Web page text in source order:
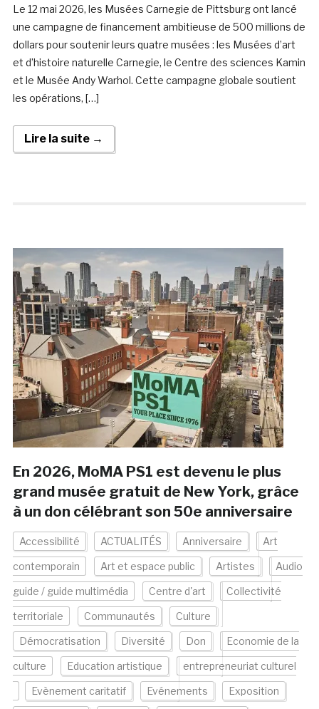
Le 12 mai 2026, les Musées Carnegie de Pittsburg ont lancé
une campagne de financement ambitieuse de 500 millions de
dollars pour soutenir leurs quatre musées : les Musées d’art
et d’histoire naturelle Carnegie, le Centre des sciences Kamin
et le Musée Andy Warhol. Cette campagne globale soutient
les opérations, […]
Lire la suite →
En 2026, MoMA PS1 est devenu le plus
grand musée gratuit de New York, grâce
à un don célébrant son 50e anniversaire
Accessibilité ACTUALITÉS Anniversaire Art
contemporain Art et espace public Artistes Audio
guide / guide multimédia Centre d'art Collectivité
territoriale Communautés Culture
Démocratisation Diversité Don Economie de la
culture Education artistique entrepreneuriat culturel
Evènement caritatif Evénements Exposition